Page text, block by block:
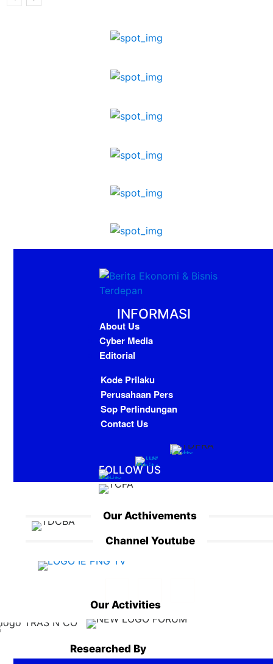
INFORMASI
About Us
Cyber Media
Editorial
Kode Prilaku
Perusahaan Pers
Sop Perlindungan
Contact Us
FOLLOW US
Our Acthivements
Channel Youtube
Our Activities
Researched By